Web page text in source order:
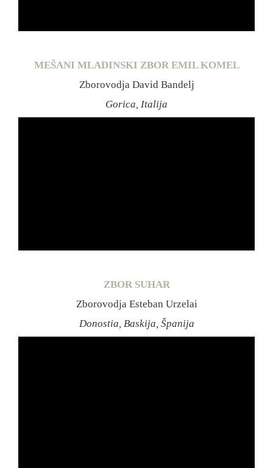
MEŠANI MLADINSKI ZBOR EMIL KOMEL
Zborovodja David Bandelj
Gorica, Italija
ZBOR SUHAR
Zborovodja Esteban Urzelai
Donostia, Baskija, Španija